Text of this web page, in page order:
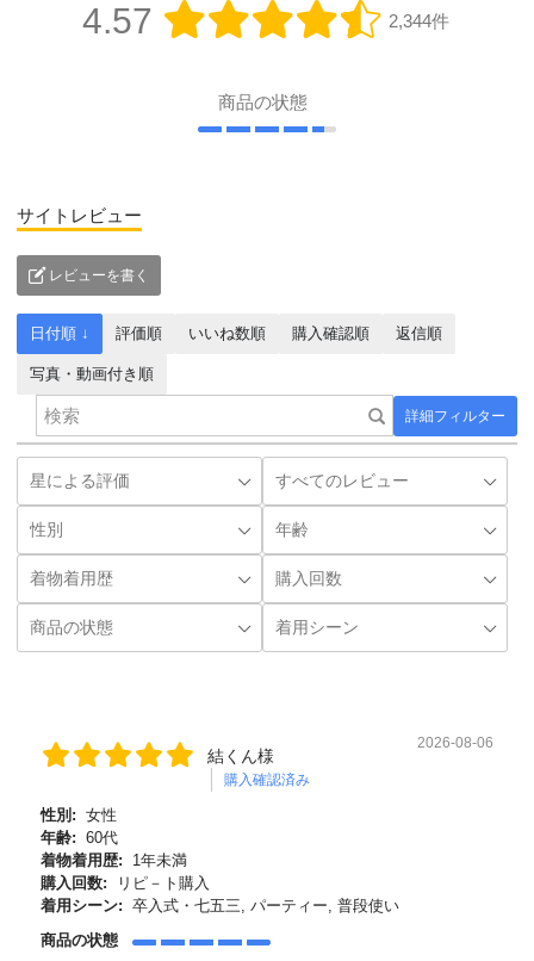
4.57 2,344件
商品の状態
サイトレビュー
レビューを書く
詳細フィルター
日付順 ↓ 評価順 いいね数順 購入確認順 返信順
写真・動画付き順
結くん様
購入確認済み
2026-08-06
性別: 女性
年齢: 60代
着物着用歴:
1年未満
購入回数:
リピ－ト購入
着用シーン: 卒入式・七五三, パーティー, 普段使い
商品の状態